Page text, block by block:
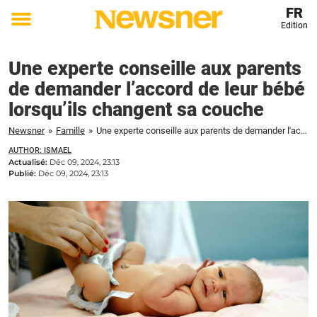
Toggle
FR
Edition
Une experte conseille aux parents
de demander l’accord de leur bébé
lorsqu’ils changent sa couche
Newsner » Famille » Une experte conseille aux parents de demander l'accord de leur bébé lorsqu'ils changent sa couche
AUTHOR: ISMAEL
Actualisé: Déc 09, 2024, 23:13
Publié: Déc 09, 2024, 23:13